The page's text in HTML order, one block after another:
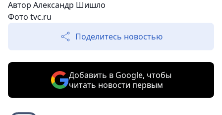
Автор Александр Шишло
Фото tvc.ru
Поделитесь новостью
Добавить в Google, чтобы
читать новости первым